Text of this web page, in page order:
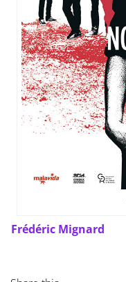
Frédéric Mignard